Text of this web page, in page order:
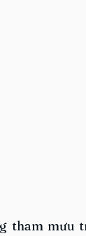
tham mưu